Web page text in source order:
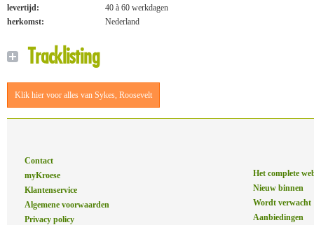
levertijd:
40 à 60 werkdagen
herkomst:
Nederland
Tracklisting
Klik hier voor alles van Sykes, Roosevelt
Contact
myKroese
Klantenservice
Algemene voorwaarden
Privacy policy
Het complete
Nieuw binnen
Wordt verwacht
Aanbiedingen